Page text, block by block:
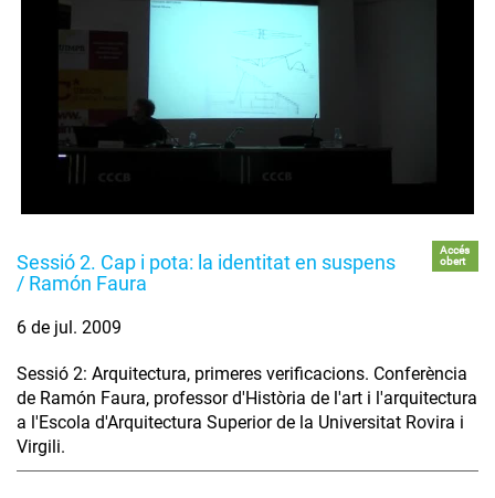
Sessió 2. Cap i pota: la identitat en suspens
/ Ramón Faura
Accés
obert
6 de jul. 2009
Sessió 2: Arquitectura, primeres verificacions. Conferència
de Ramón Faura, professor d'Història de l'art i l'arquitectura
a l'Escola d'Arquitectura Superior de la Universitat Rovira i
Virgili.